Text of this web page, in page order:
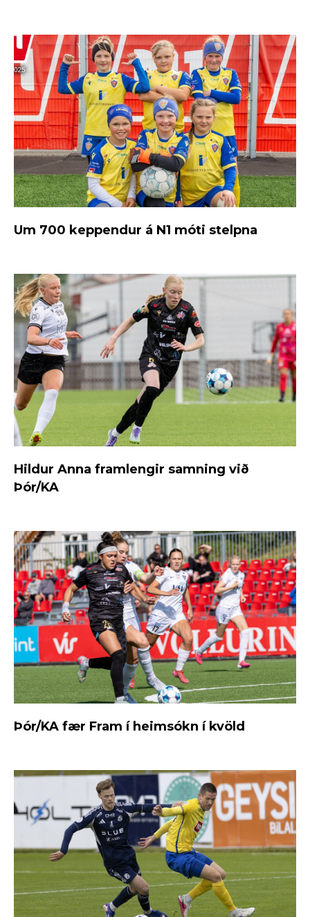
Um 700 keppendur á N1 móti stelpna
Hildur Anna framlengir samning við
Þór/KA
Þór/KA fær Fram í heimsókn í kvöld